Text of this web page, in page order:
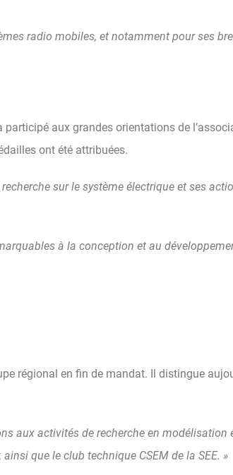
radio mobiles, et notamment pour ses
participé aux grandes orientations de
ont été attribuées.
sur le système électrique et ses
à la conception et au
régional en fin de mandat. Il distingue
aux activités de recherche en
que le club technique CSEM de la SEE. »